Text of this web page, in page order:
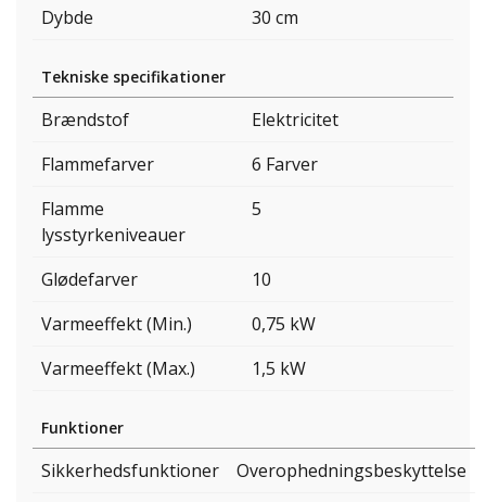
Dybde
30 cm
Tekniske specifikationer
Brændstof
Elektricitet
Flammefarver
6 Farver
Flamme
lysstyrkeniveauer
5
Glødefarver
10
Varmeeffekt (Min.)
0,75 kW
Varmeeffekt (Max.)
1,5 kW
Funktioner
Sikkerhedsfunktioner
Overophedningsbeskyttelse